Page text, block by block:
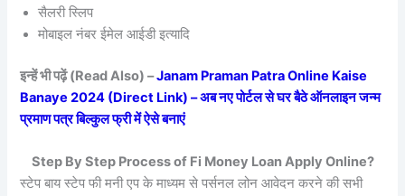
सैलरी स्लिप
मोबाइल नंबर ईमेल आईडी इत्यादि
इन्हें भी पढ़ें (Read Also) –Janam Praman Patra Online Kaise
Banaye 2024 (Direct Link) – अब नए पोर्टल से घर बैठे ऑनलाइन जन्म
प्रमाण पत्र बिल्कुल फ्री में ऐसे बनाएं
Step By Step Process of Fi Money Loan Apply Online?
स्टेप बाय स्टेप फी मनी एप के माध्यम से पर्सनल लोन आवेदन करने की सभी